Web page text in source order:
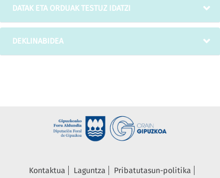
DATAK ETA ORDUAK TESTUZ IDATZI
DEKLINABIDEA
Kontaktua Laguntza
Pribatutasun-politika